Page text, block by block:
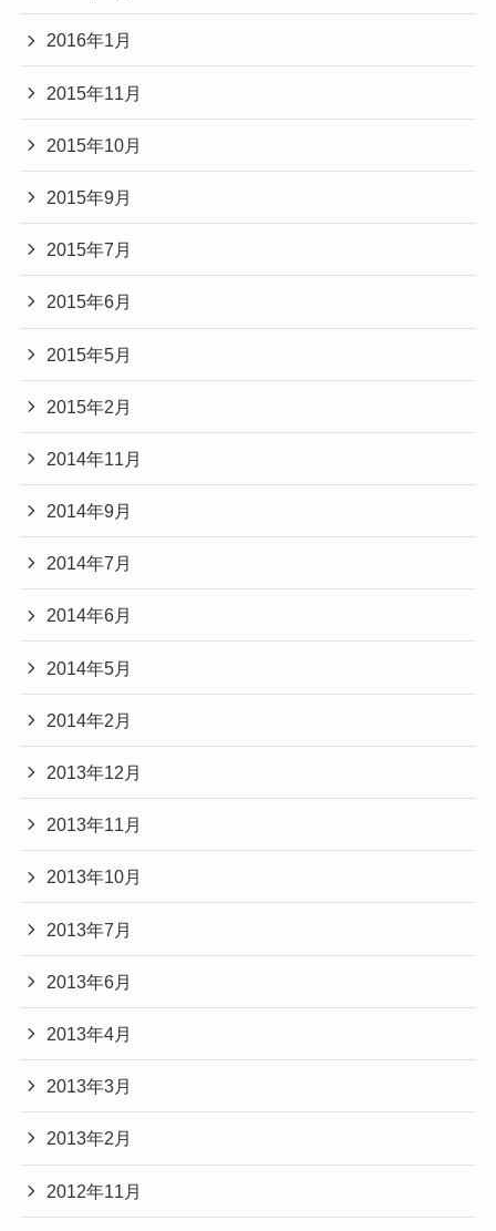
2016年1月
2015年11月
2015年10月
2015年9月
2015年7月
2015年6月
2015年5月
2015年2月
2014年11月
2014年9月
2014年7月
2014年6月
2014年5月
2014年2月
2013年12月
2013年11月
2013年10月
2013年7月
2013年6月
2013年4月
2013年3月
2013年2月
2012年11月